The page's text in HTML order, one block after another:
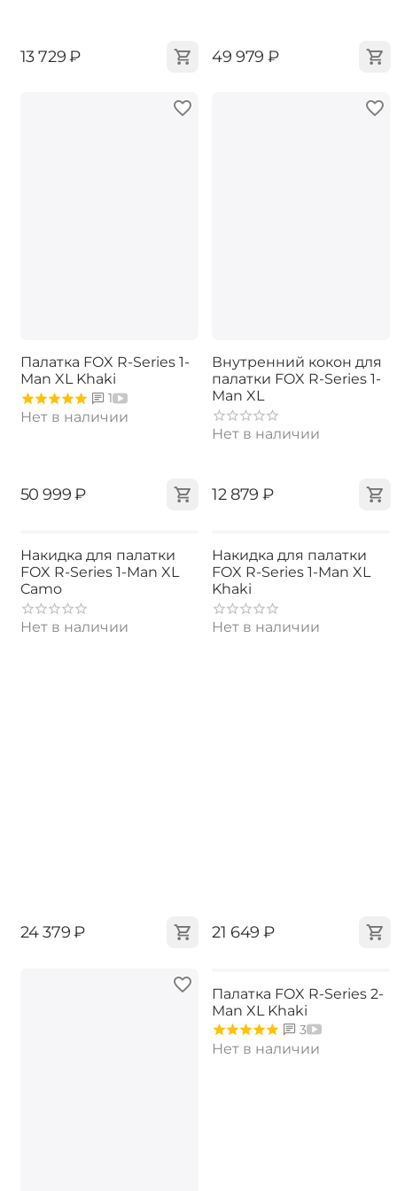
‍13 729‍₽ ‍49 979‍ ₽
Палатка FOX R-Series 1-
Man XL Khaki
1
Нет в наличии
‍50 999‍₽
Внутренний кокон для
палатки FOX R-Series 1-
Man XL
Нет в наличии
‍12 879‍ ₽
Накидка для палатки
FOX R-Series 1-Man XL
Camo
Нет в наличии
‍24 379‍₽
Накидка для палатки
FOX R-Series 1-Man XL
Khaki
Нет в наличии
‍21 649‍ ₽
Палатка FOX R-Series 2-
Man XL Khaki
3
Нет в наличии